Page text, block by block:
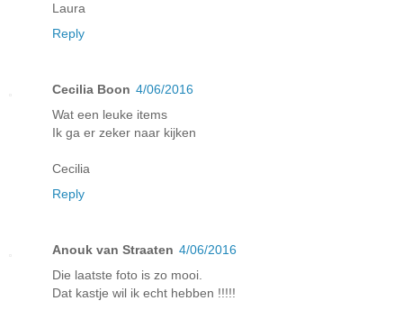
Laura
Reply
Cecilia Boon 4/06/2016
Wat een leuke items
Ik ga er zeker naar kijken
Cecilia
Reply
Anouk van Straaten 4/06/2016
Die laatste foto is zo mooi.
Dat kastje wil ik echt hebben !!!!!